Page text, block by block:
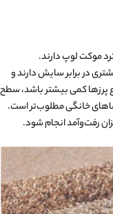
موکت لوپ دارند.
در برابر سایش دارند و
پرزها کمی بیشتر باشد، سطح
خانگی مطلوب‌تر است.
رفت‌وآمد انجام شود.